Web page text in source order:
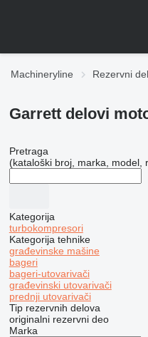
Machineryline Rezervni
Garrett delovi
Pretraga
(kataloški broj, marka, model,
Kategorija
turbokompresori
Kategorija tehnike
građevinske mašine
bageri
bageri-utovarivači
građevinski utovarivači
prednji utovarivači
Tip rezervnih delova
originalni rezervni deo
Marka